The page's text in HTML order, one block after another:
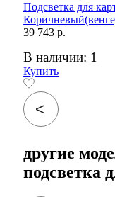
Подсветка для
39 743 р.
В наличии: 1
Купить
другие
подсветка